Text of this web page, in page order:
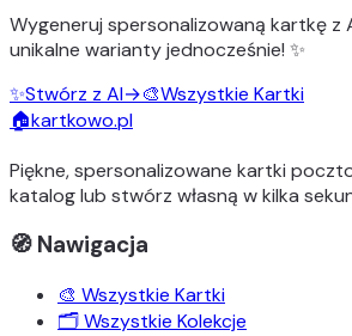
Wygeneruj spersonalizowaną kartkę z
unikalne wariantyjednocześnie! ✨
✨Stwórz z AI→🎨Wszystkie Kartki
🏠kartkowo.pl
Piękne, spersonalizowane kartki
katalog lub stwórz własną w kilka
🧭 Nawigacja
🎨 Wszystkie Kartki
🗂️ Wszystkie Kolekcje